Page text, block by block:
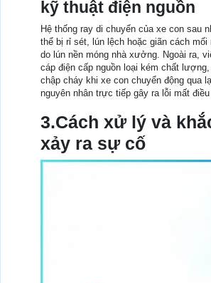
kỹ thuật điện nguồn
Hệ thống ray di chuyển của xe con sau
thể bị rỉ sét, lún lệch hoặc giãn cách
do lún nền móng nhà xưởng. Ngoài ra,
cáp điện cấp nguồn loại kém chất
chập cháy khi xe con chuyển động qua
nguyên nhân trực tiếp gây ra lỗi mất
3.Cách xử lý và
xảy ra sự cố